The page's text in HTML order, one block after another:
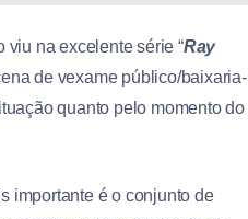
na excelente série “Ray
de vexame público/baixaria-
quanto pelo momento do
importante é o conjunto de